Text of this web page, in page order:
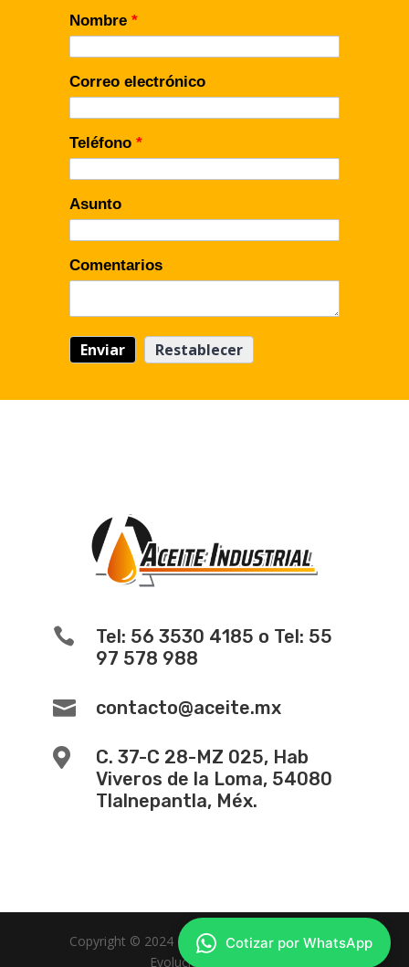
Nombre *
Correo electrónico
Teléfono *
Asunto
Comentarios

Tel: 56 3530 4185 o Tel: 55
97 578 988
 contacto@aceite.mx

C. 37-C 28-MZ 025, Hab
Viveros de la Loma, 54080
Tlalnepantla, Méx.
Copyright © 2024 -
Diseño de Paginas Web
Evolucion Web MX
Cotizar por WhatsApp